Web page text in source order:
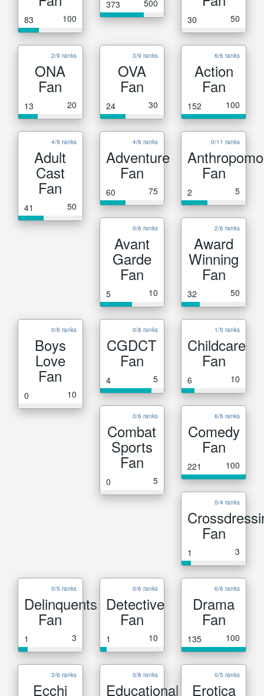
83 100
373 500
30 50
2/9 ranks
ONA
Fan
13 20
3/9 ranks
OVA
Fan
24 30
6/6 ranks
Action
Fan
152 100
4/9 ranks
Adult
Cast
Fan
41 50
4/6 ranks
Adventure
Fan
60 75
0/11 ranks
Fan
2 5
0/6 ranks
Avant
Garde
Fan
5 10
2/6 ranks
Award
Winning
Fan
32 50
0/6 ranks
Boys
Love
Fan
0 10
0/8 ranks
CGDCT
Fan
4 5
1/5 ranks
Childcare
Fan
6 10
0/6 ranks
Combat
Sports
Fan
0 5
6/6 ranks
Comedy
Fan
221 100
0/4 ranks
Fan
1 3
0/5 ranks
Delinquents
Fan
1 3
0/6 ranks
Detective
Fan
1 10
6/6 ranks
Drama
Fan
135 100
3/6 ranks
Ecchi
0/8 ranks
Educational
0/5 ranks
Erotica